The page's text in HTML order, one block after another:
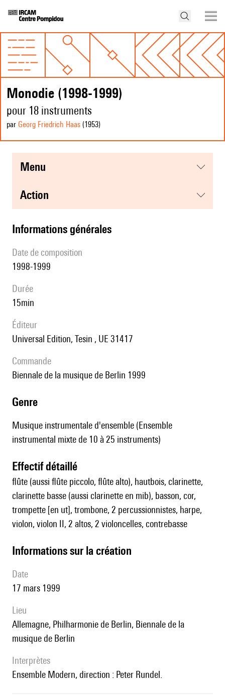
Monodie (1998-1999)
pour 18 instruments
par Georg Friedrich Haas (1953)
menu
action
informations générales
date de composition
1998-1999
durée
15min
éditeur
Universal Edition, Tesin , UE 31417
Commande
Biennale de la musique de Berlin 1999
genre
Musique instrumentale d'ensemble (Ensemble
instrumental mixte de 10 à 25 instruments)
effectif détaillé
flûte (aussi flûte piccolo, flûte alto), hautbois, clarinette,
clarinette basse (aussi clarinette en mib), basson, cor,
trompette [en ut], trombone, 2 percussionnistes, harpe,
violon, violon II, 2 altos, 2 violoncelles, contrebasse
informations sur la création
date
17 mars 1999
lieu
Allemagne, Philharmonie de Berlin, Biennale de la
musique de Berlin
interprètes
Ensemble Modern, direction : Peter Rundel.